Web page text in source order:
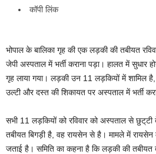
कॉपी लिंक
भोपाल के बालिका गृह की एक लड़की की तबीयत
जेपी अस्पताल में भर्ती कराना पड़ा। हालत में सुधार
गृह लाया गया। लड़की उन 11 लड़कियों में शामिल है,
उल्टी और दस्त की शिकायत पर अस्पताल में भर्ती
सभी 11 लड़कियों को रविवार को अस्पताल से छुट्‌टी
तबीयत बिगड़ी है, वह रायसेन से है। मामले में रायसेन
जताई है। समिति का कहना है कि लड़की की तबीयत